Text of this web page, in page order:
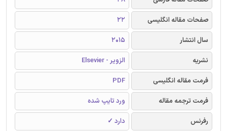
صفحات مقاله انگلیسی
22
سال انتشار
2015
نشریه
الزویر - Elsevier
فرمت مقاله انگلیسی
PDF
فرمت ترجمه مقاله
ورد تایپ شده
رفرنس
دارد ✓